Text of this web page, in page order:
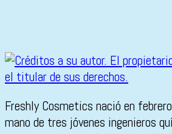
Freshly Cosmetics nació en
mano de tres jóvenes ingenieros